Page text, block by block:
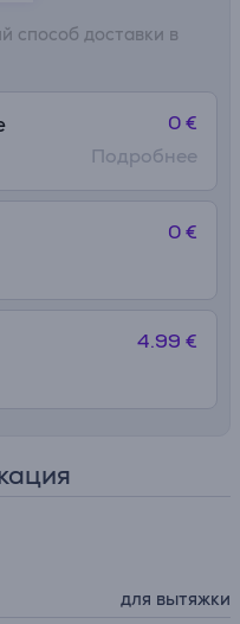
способ доставки в
0 €
Подробнее
0 €
4.99 €
для вытяжки